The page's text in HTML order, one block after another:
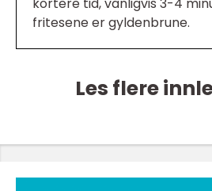
kortere tid, vanligvis 3-4
fritesene er gyldenbrune.
Les flere